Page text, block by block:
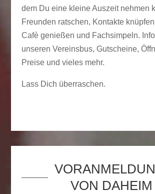
dem Du eine kleine Auszeit nehmen
Freunden ratschen, Kontakte
Cafè genießen und Fachsimpeln.
unseren Vereinsbus, Gutscheine,
Preise und vieles mehr.
Lass Dich überraschen.
VON DAHEIM